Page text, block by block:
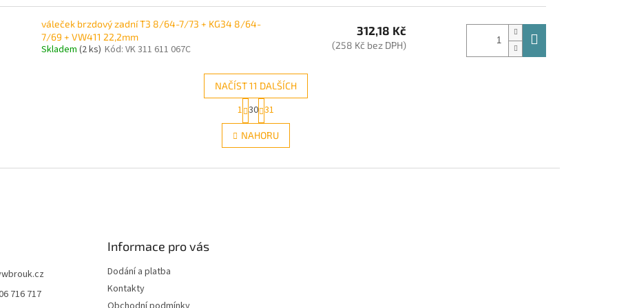
váleček brzdový zadní T3 8/64-7/73 + KG34 8/64-
7/69 + VW411 22,2mm
Skladem (2 ks) Kód: VK 311 611 067C
312,18 Kč
(258 Kč bez DPH)
O
v
l
d
NAČÍST 11 DALŠÍCH
S
t
r
á
n
1 30 31
NAHORU
716 717
Informace pro vás
Dodání a platba
Kontakty